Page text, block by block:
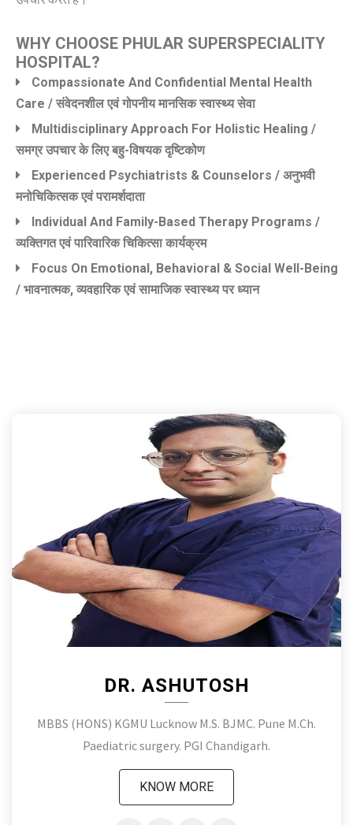
WHY CHOOSE PHULAR SUPERSPECIALITY
HOSPITAL?
Compassionate And Confidential Mental Health
Care / संवेदनशील एवं गोपनीय मानसिक स्वास्थ्य सेवा
Multidisciplinary Approach For Holistic Healing /
समग्र उपचार के लिए बहु-विषयक दृष्टिकोण
Experienced Psychiatrists & Counselors / अनुभवी
मनोचिकित्सक एवं परामर्शदाता
Individual And Family-Based Therapy Programs /
व्यक्तिगत एवं पारिवारिक चिकित्सा कार्यक्रम
Focus On Emotional, Behavioral & Social Well-Being
/ भावनात्मक, व्यवहारिक एवं सामाजिक स्वास्थ्य पर ध्यान
DR. ASHUTOSH
MBBS (HONS) KGMU Lucknow M.S. BJMC. Pune M.Ch.
Paediatric surgery. PGI Chandigarh.
KNOW MORE